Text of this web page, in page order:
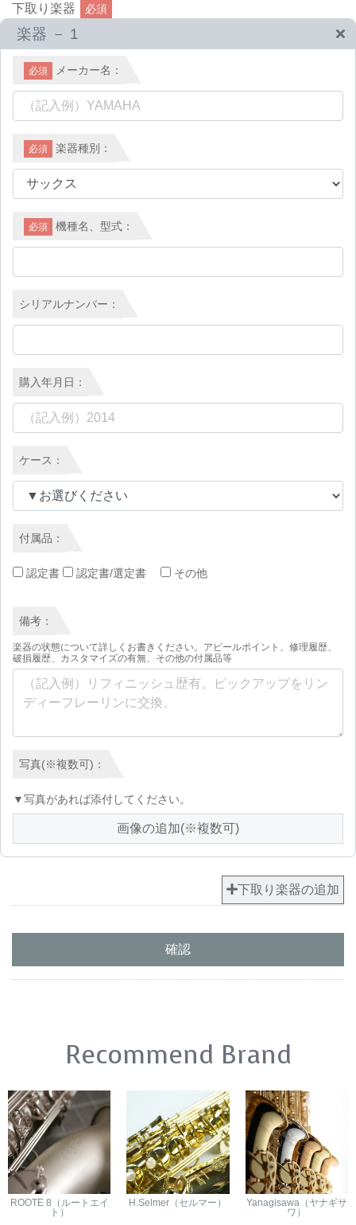
下取り楽器 必須
楽器 － 1
必須 メーカー名：
必須 楽器種別：
必須 機種名、型式：
シリアルナンバー：
購入年月日：
ケース：
付属品：
認定書 認定書/選定書 その他
備考：
楽器の状態について詳しくお書きください。アピールポイント、修理履歴、
破損履歴、カスタマイズの有無、その他の付属品等
写真(※複数可)：
▼写真があれば添付してください。
画像の追加(※複数可)
下取り楽器の追加
確認
Recommend Brand
ROOTE 8（ルートエイ
ト）
H.Selmer（セルマー）
Yanagisawa（ヤナギサ
ワ）